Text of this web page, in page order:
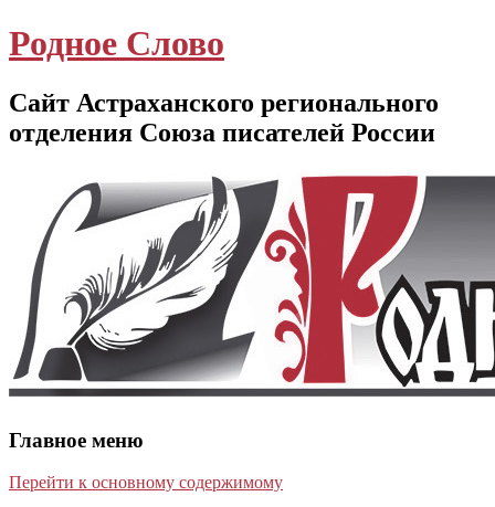
Родное Слово
Сайт Астраханского регионального
отделения Союза писателей России
Главное меню
Перейти к основному содержимому